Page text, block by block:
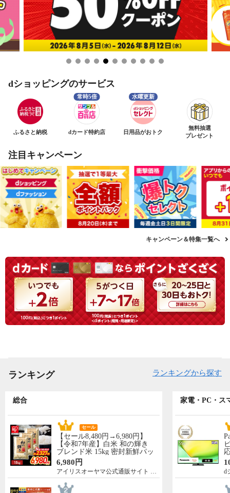
dショッピングのサービス
ふるさと納税 dカード特約店 日用品がおトク
無料抽選
プレゼント
注目キャンペーン
キャンペーン＆特集一覧へ
ランキング ランキングから探す
総合
セール
【セール8,480円→6,980円】
【令和7年産】白米 和の輝き
ブレンド米 15kg 密封新鮮パッ
ク 脱酸素剤入り 米 お米 低温
製法米 アイリスオーヤマ [食
品]
6,980円
アイリスオーヤマ公式通販サイト アイリスプラザ
家電・PC・ス
d